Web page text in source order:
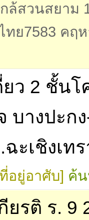
ล้สวนสยาม
ทย7583 คฤ
ว 2 ชั้นโ
บางปะก
ะเชิงเท
อยู่อาศับ] ค้
ยรติ ร. 9